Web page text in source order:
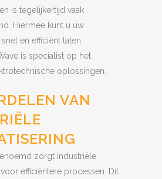
is tegelijkertijd vaak
Hiermee kunt u uw
en efficiënt laten
is specialist op het
oplossingen.
VAN
zorgt industriële
efficiëntere processen. Dit